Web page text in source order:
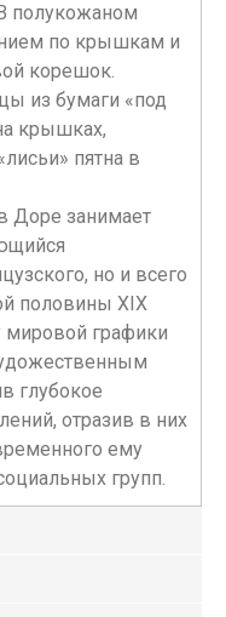
полукожаном
по крышкам и
корешок.
из бумаги «под
крышках,
пятна в
Доре занимает
но и всего
половины XIX
мировой графики
глубокое
отразив в них
ему
групп.